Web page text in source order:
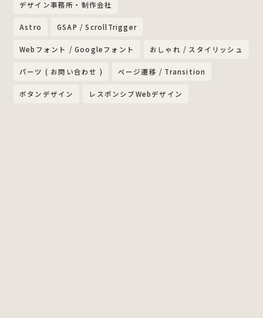
デザイン事務所・制作会社
Astro GSAP / ScrollTrigger
Webフォント / Googleフォント おしゃれ / スタイリッシュ
パーツ ( お問い合わせ ) ページ遷移 / Transition
ボタンデザイン レスポンシブWebデザイン